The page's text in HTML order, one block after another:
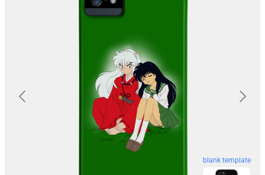
blank template